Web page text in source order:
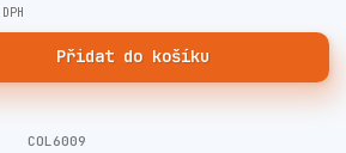
Přidat do košíku
COL6009